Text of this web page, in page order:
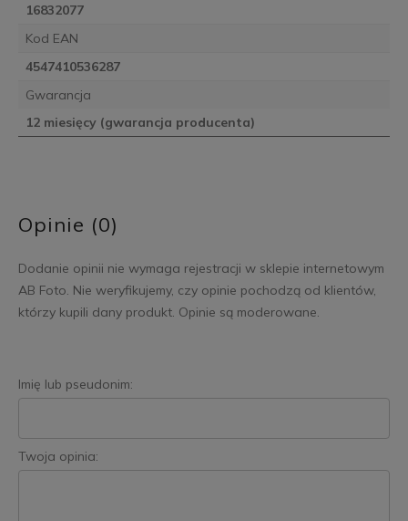
16832077
Kod EAN
4547410536287
Gwarancja
12 miesięcy (gwarancja producenta)
Opinie (0)
Dodanie opinii nie wymaga rejestracji w sklepie internetowym
AB Foto. Nie weryfikujemy, czy opinie pochodzą od klientów,
którzy kupili dany produkt. Opinie są moderowane.
Imię lub pseudonim:
Twoja opinia: